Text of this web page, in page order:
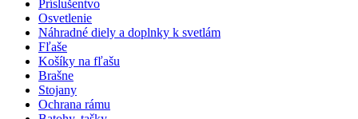
Príslušentvo
Osvetlenie
Náhradné diely a doplnky k svetlám
Fľaše
Košíky na fľašu
Brašne
Stojany
Ochrana rámu